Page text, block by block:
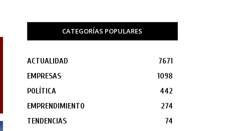
CATEGORÍAS POPULARES
ACTUALIDAD
7671
EMPRESAS
1098
POLÍTICA
442
EMPRENDIMIENTO
274
TENDENCIAS
74